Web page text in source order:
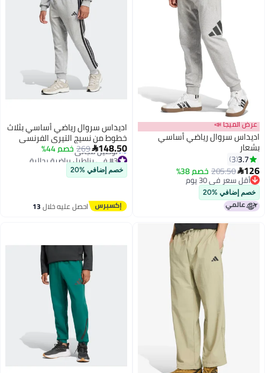
📣
سروال رياضي أساسي
3
205.50خصم 38%
في 30 يوم
في 30 يوم
%20
اديداس سروال رياضي أساسي بثلاث
خطوط من نسيج التيري الفرنسي
148.50
269خصم 44%
أقل سعر في 30 يوم
توصيل مجاني
خصم إضافي %20
احصل عليه خلال13
اغسطس